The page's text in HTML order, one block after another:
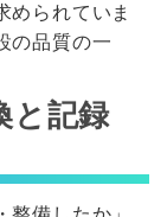
められていま
の品質の一
と記録